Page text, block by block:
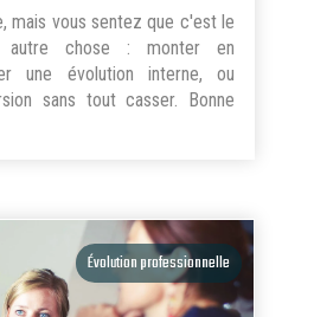
mais vous sentez que c'est le
autre chose : monter en
une évolution interne, ou
sans tout casser. Bonne
Évolution professionnelle